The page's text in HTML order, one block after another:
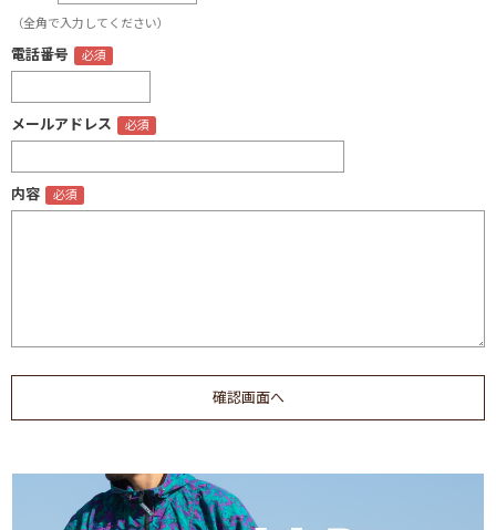
（全角で入力してください）
電話番号
メールアドレス
内容